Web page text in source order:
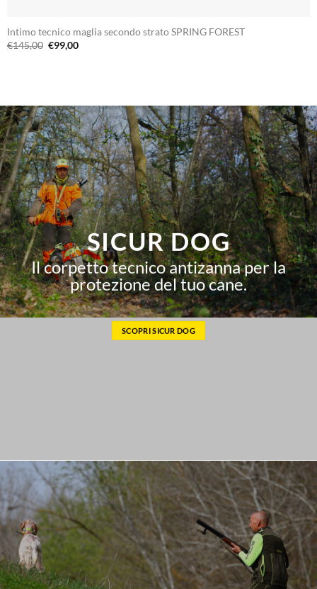
Intimo tecnico maglia secondo strato SPRING FOREST
€145,00 Il
prezzo
€99,00Il
SICUR DOG
Il corpetto tecnico antizanna per la
protezione del tuo cane.
SCOPRI SICUR DOG